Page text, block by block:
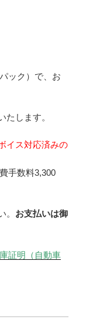
ック）で、お
たします。
イス対応済みの
手数料3,300
。 お支払いは御
証明（自動車